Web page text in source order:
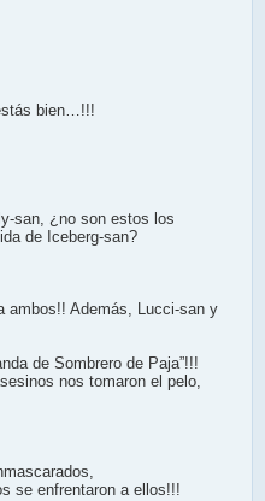
bien…!!!
san, ¿no son estos los
de Iceberg-san?
ambos!! Además, Lucci-san y
de Sombrero de Paja”!!!
nos tomaron el pelo,
se enfrentaron a ellos!!!